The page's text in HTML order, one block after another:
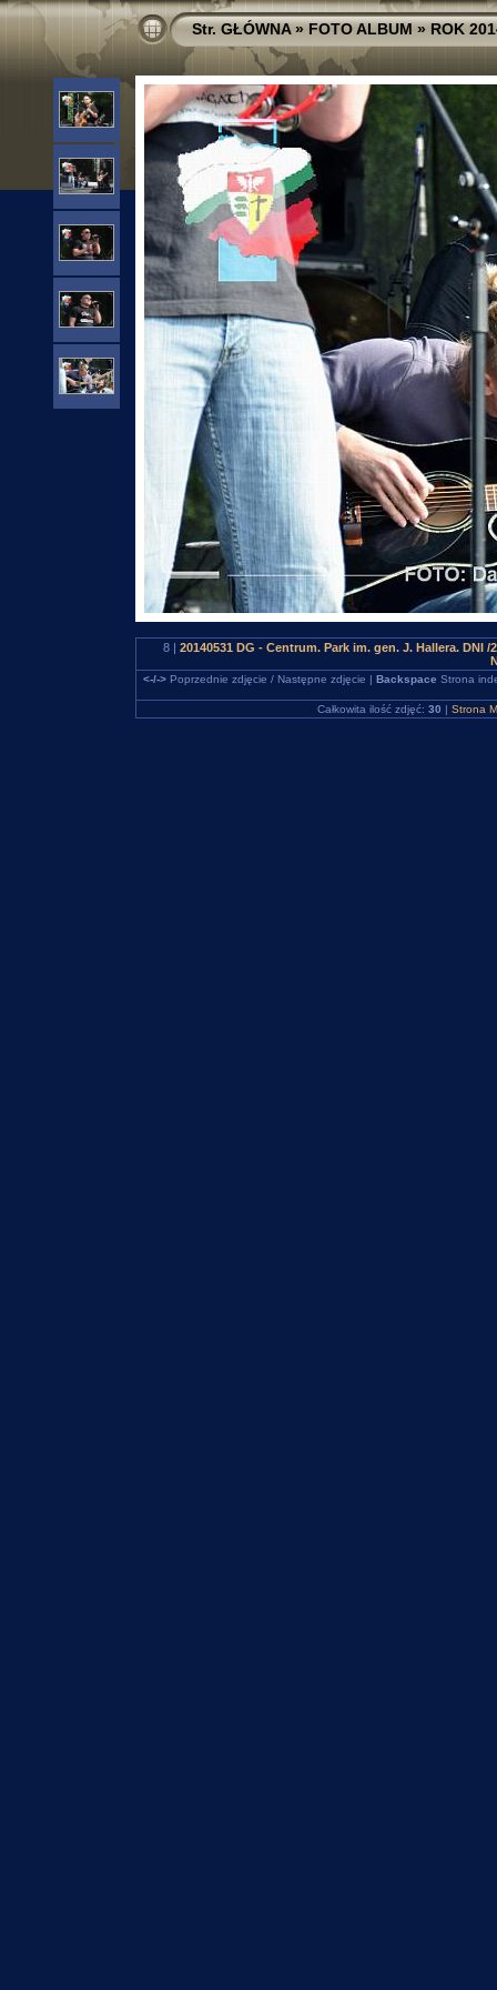
Str. GŁÓWNA»FOTO ALBUM»ROK
8 | 20140531 DG - Centrum. Park im. gen. J. Hallera. DNI
<-/->Poprzednie zdjęcie / Następne zdjęcie | Backspace Strona
Całkowita ilość zdjęć: 30 | Strona